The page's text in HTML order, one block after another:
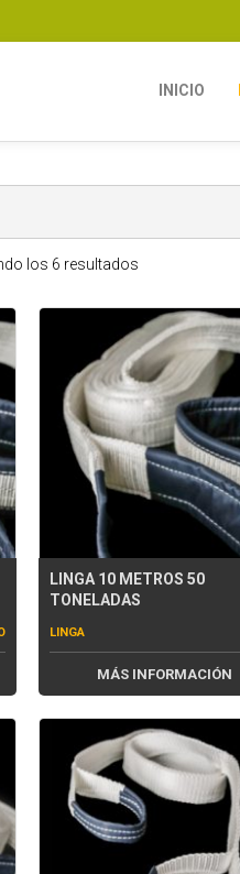
INICIO
los 6 resultados
LINGA 10 METROS 50
TONELADAS
LINGA
MÁS INFORMACIÓN